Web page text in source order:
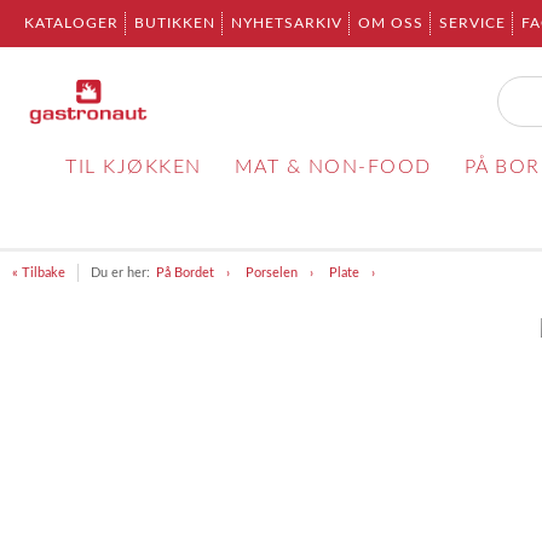
KATALOGER BUTIKKEN NYHETSARKIV OM OSS SERVICE
TIL KJØKKEN MAT & NON-FOOD PÅ
« Tilbake Du er her: På Bordet Porselen Plate